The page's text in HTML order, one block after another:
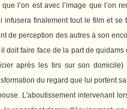
l’on est avec l’image que l’on
infusera finalement tout le film et se
de perception des autres à son
doit faire face de la part de quidams
après les tirs sur son domicile)
du regard que lui portent
L'aboutissement intervenant